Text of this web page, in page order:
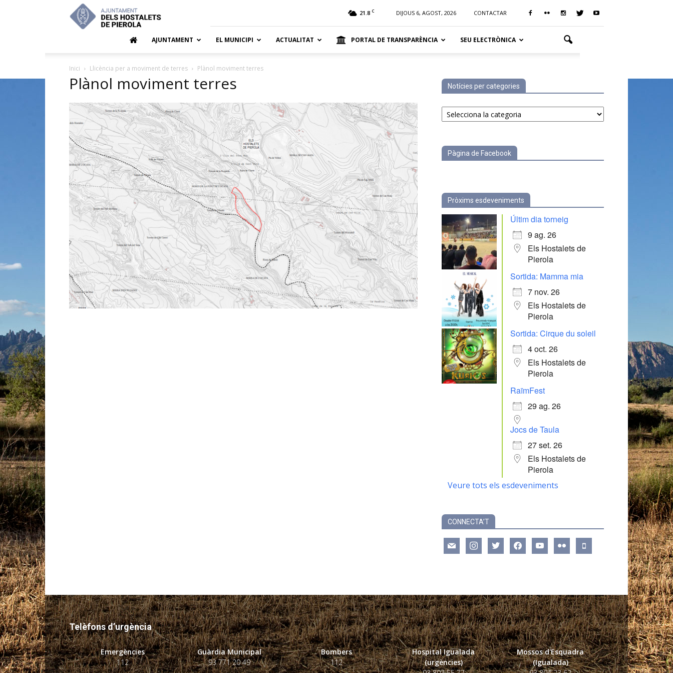
Hostalets
de
21.8 C DIJOUS 6, AGOST, 2026 CONTACTAR
AJUNTAMENT EL MUNICIPI ACTUALITAT PORTAL DE TRANSPARÈNCIA SEU ELECTRÒNICA
Inici Llicència per a moviment de terres Plànol moviment terres
Plànol moviment terres Notícies per categories
Notícies
per
Pàgina de Facebook
Pròxims esdeveniments
Últim dia torneig
9 ag. 26
Els Hostalets de
Pierola
Sortida: Mamma mia
7 nov. 26
Els Hostalets de
Pierola
Sortida: Cirque du soleil
4 oct. 26
Els Hostalets de
Pierola
RaïmFest
29 ag. 26
Jocs de Taula
27 set. 26
Els Hostalets de
Pierola
Veure tots els esdeveniments
CONNECTA’T
mail instagramtwitter facebookyoutube flickr mobile
Telèfons d’urgència
Emergències
112
Guàrdia Municipal
93 771 20 49
Bombers
112
Hospital Igualada
(urgències)
Mossos d'Esquadra
(Igualada)